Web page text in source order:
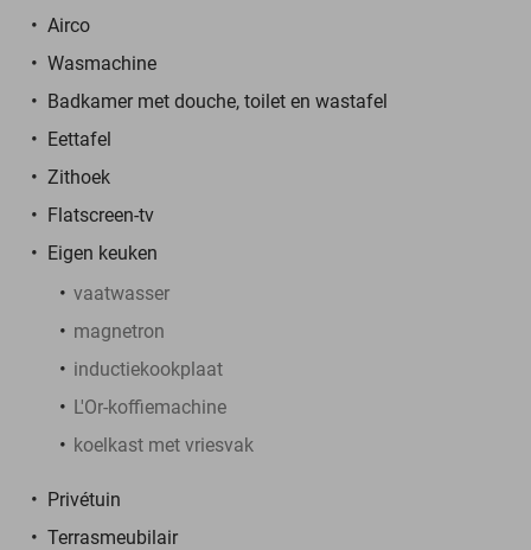
Airco
Wasmachine
Badkamer met douche, toilet en wastafel
Eettafel
Zithoek
Flatscreen-tv
Eigen keuken
vaatwasser
magnetron
inductiekookplaat
L'Or-koffiemachine
koelkast met vriesvak
Privétuin
Terrasmeubilair